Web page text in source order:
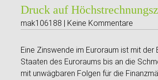
Druck auf
mak106188 | Keine Kommentare
Eine Zinswende im Euroraum ist mit
Staaten des Euroraums bis an die
mit unwägbaren Folgen für die